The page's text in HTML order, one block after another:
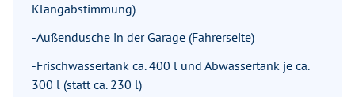
Klangabstimmung)
-Außendusche in der Garage (Fahrerseite)
-Frischwassertank ca. 400 l und Abwassertank je ca.
300 l (statt ca. 230 l)